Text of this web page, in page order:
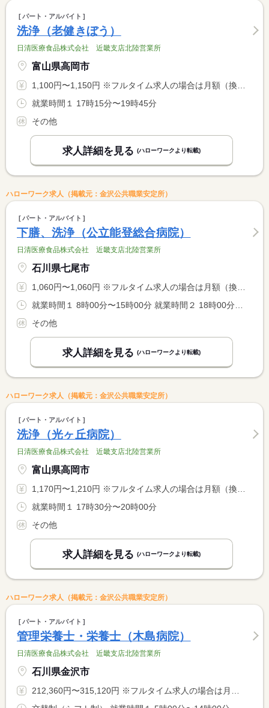
パート・アルバイト
洗浄（老健きぼう）
日清医療食品株式会社 近畿支店北陸営業所
富山県高岡市
1,100円〜1,150円 ※フルタイム求人の場合は月額（換算額）、パート求人の場合は時間額を表示しています。
就業時間１ 17時15分〜19時45分
その他
求人詳細を見る (ハローワークより転載)
ハローワーク求人（掲載元：金沢公共職業安定所）
パート・アルバイト
下膳、洗浄（公立能登総合病院）
日清医療食品株式会社 近畿支店北陸営業所
石川県七尾市
1,060円〜1,060円 ※フルタイム求人の場合は月額（換算額）、パート求人の場合は時間額を表示しています。
その他
求人詳細を見る (ハローワークより転載)
ハローワーク求人（掲載元：金沢公共職業安定所）
パート・アルバイト
洗浄（光ヶ丘病院）
日清医療食品株式会社 近畿支店北陸営業所
富山県高岡市
1,170円〜1,210円 ※フルタイム求人の場合は月額（換算額）、パート求人の場合は時間額を表示しています。
就業時間１ 17時30分〜20時00分
その他
求人詳細を見る (ハローワークより転載)
ハローワーク求人（掲載元：金沢公共職業安定所）
パート・アルバイト
管理栄養士・栄養士（木島病院）
日清医療食品株式会社 近畿支店北陸営業所
石川県金沢市
212,360円〜315,120円 ※フルタイム求人の場合は月額（換算額）、パート求人の場合は時間額を表示しています。